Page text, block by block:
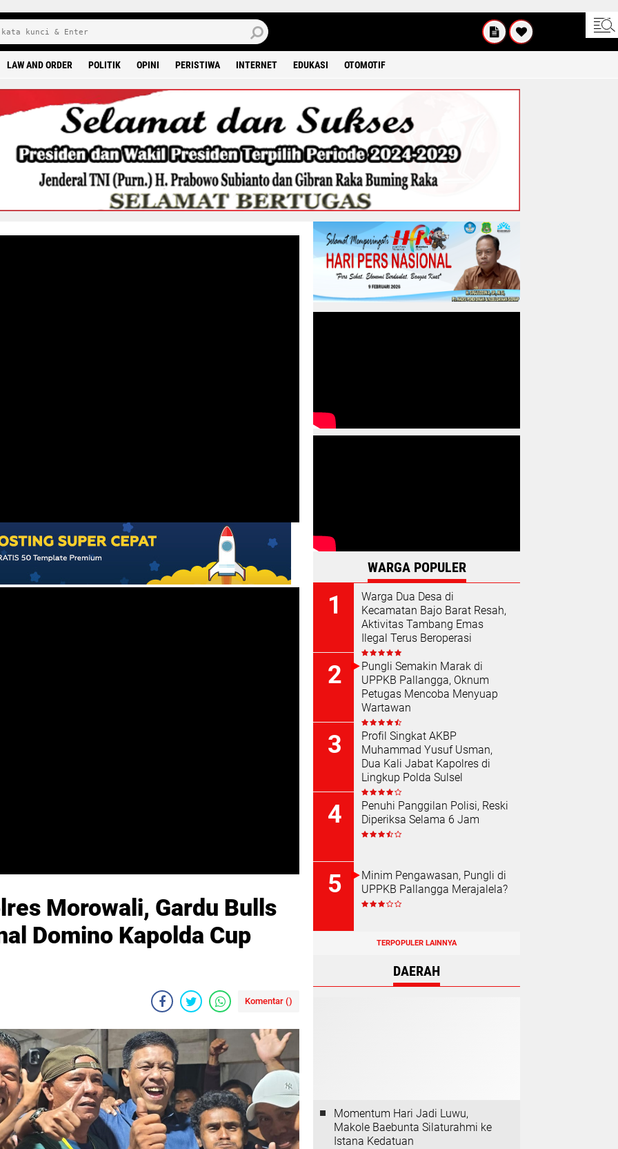
LAW AND ORDER POLITIK OPINI PERISTIWA INTERNET EDUKASI OTOMOTIF
Morowali, Gardu Bulls
Domino Kapolda Cup
Komentar ()
WARGA POPULER
Warga Dua Desa di
Kecamatan Bajo Barat Resah,
Aktivitas Tambang Emas
Ilegal Terus Beroperasi
Pungli Semakin Marak di
UPPKB Pallangga, Oknum
Petugas Mencoba Menyuap
Wartawan
Profil Singkat AKBP
Muhammad Yusuf Usman,
Dua Kali Jabat Kapolres di
Lingkup Polda Sulsel
Penuhi Panggilan Polisi, Reski
Diperiksa Selama 6 Jam
Minim Pengawasan, Pungli di
UPPKB Pallangga Merajalela?
TERPOPULER LAINNYA
DAERAH
Momentum Hari Jadi Luwu,
Makole Baebunta Silaturahmi ke
Istana Kedatuan